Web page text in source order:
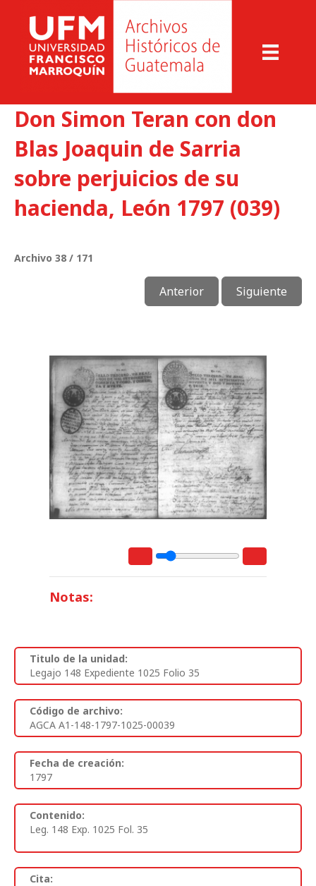
Don Simon Teran con don
Blas Joaquin de Sarria
sobre perjuicios de su
hacienda, León 1797 (039)
Archivo 38 / 171
Anterior Siguiente
Notas:
Titulo de la unidad:
Legajo 148 Expediente 1025 Folio 35
Código de archivo:
AGCA A1-148-1797-1025-00039
Fecha de creación:
1797
Contenido:
Leg. 148 Exp. 1025 Fol. 35
Cita: